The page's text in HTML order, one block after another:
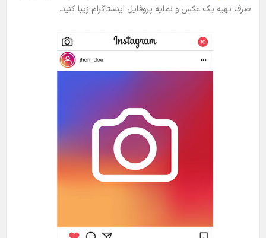
صرف تهیه یک عکس و نمایه پروفایل اینستاگرام زیبا کنید.